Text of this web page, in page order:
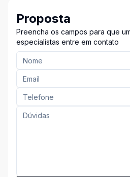
Proposta
Preencha os campos para que
especialistas entre em contato